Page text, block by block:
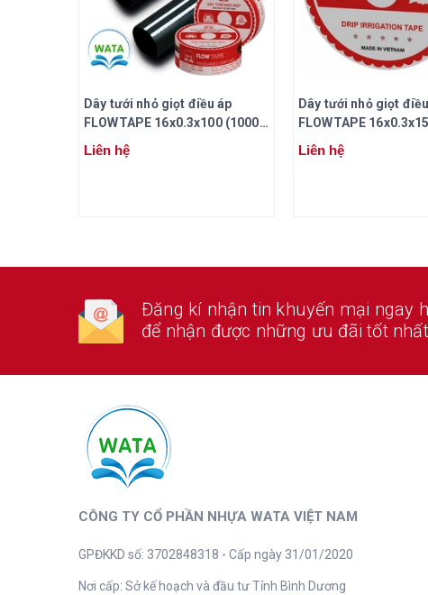
Dây tưới nhỏ giọt điều áp
FLOWTAPE 16x0.3x100 (1000
mét/cuộn)
Liên hệ
Dây tưới nhỏ giọt
FLOWTAPE
mét/cuộn)
Liên hệ
Đăng kí nhận tin khuyến mại ngay
để nhận được những ưu đãi tốt
CÔNG TY CỔ PHẦN NHỰA WATA VIỆT NAM
GPĐKKD số: 3702848318 - Cấp ngày 31/01/2020
Nơi cấp: Sở kế hoạch và đầu tư Tỉnh Bình Dương